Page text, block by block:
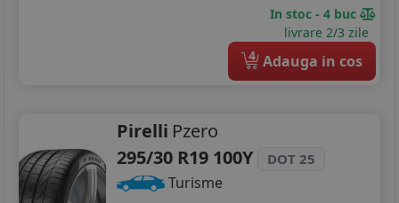
In stoc - 4 buc
livrare 2/3 zile
4 Adauga in cos
Pirelli Pzero
295/30 R19 100Y
DOT 25
Turisme